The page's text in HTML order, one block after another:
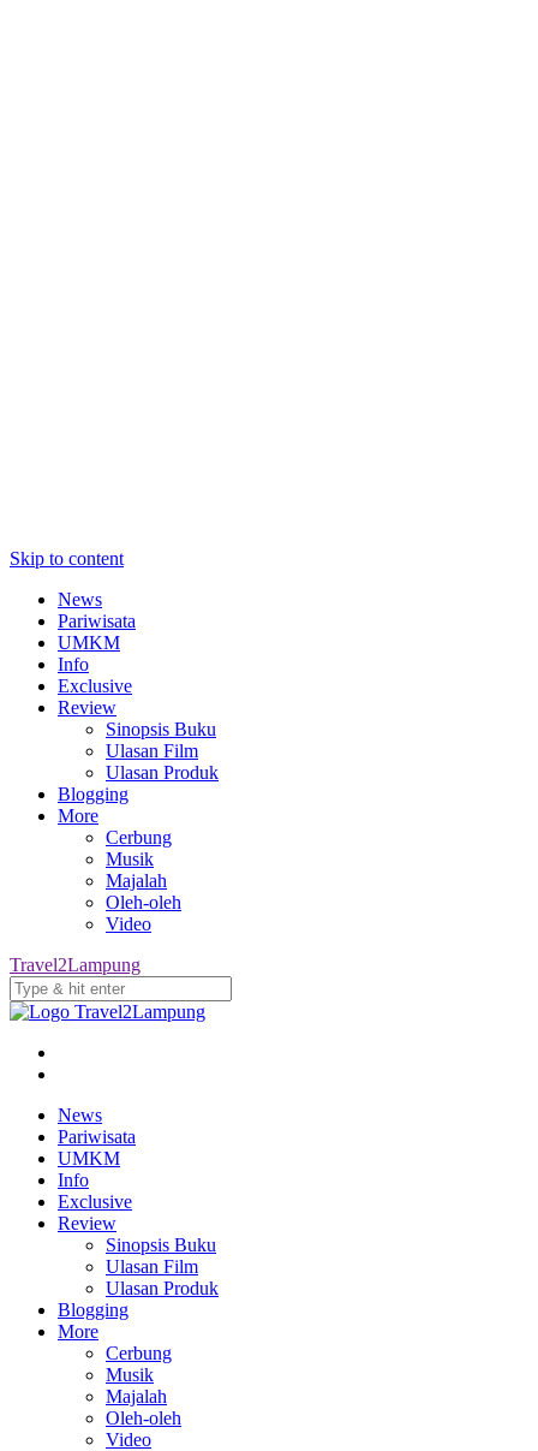
Skip to content
News
Pariwisata
UMKM
Info
Exclusive
Review
Sinopsis Buku
Ulasan Film
Ulasan Produk
Blogging
More
Cerbung
Musik
Majalah
Oleh-oleh
Video
Travel2Lampung
News
Pariwisata
UMKM
Info
Exclusive
Review
Sinopsis Buku
Ulasan Film
Ulasan Produk
Blogging
More
Cerbung
Musik
Majalah
Oleh-oleh
Video